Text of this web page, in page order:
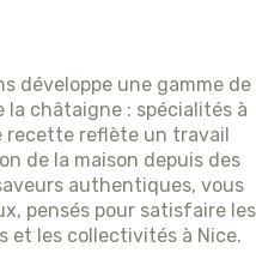
développe une gamme de
châtaigne : spécialités à
recette reflète un travail
de la maison depuis des
authentiques, vous
pensés pour satisfaire les
et les collectivités à Nice.